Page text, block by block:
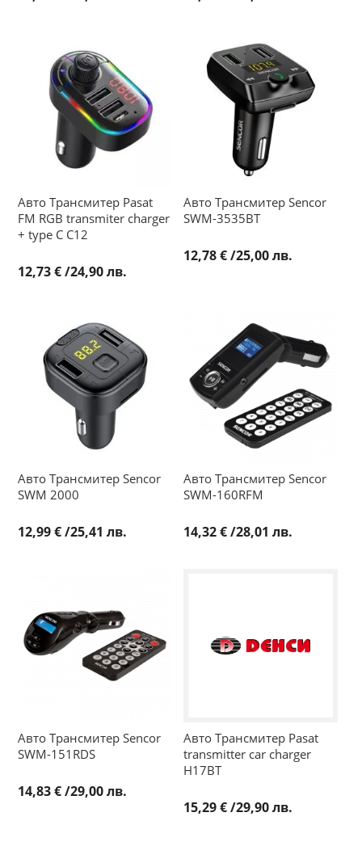
Авто Трансмитер Pasat
FM RGB transmiter charger
+ type C C12
12,73 €/24,90 лв.
Авто Трансмитер Sencor
SWM-3535BT
12,78 €/25,00 лв.
Авто Трансмитер Sencor
SWM 2000
12,99 €/25,41 лв.
Авто Трансмитер Sencor
SWM-160RFM
14,32 €/28,01 лв.
Авто Трансмитер Sencor
SWM-151RDS
14,83 €/29,00 лв.
Авто Трансмитер Pasat
transmitter car charger
H17BT
15,29 €/29,90 лв.